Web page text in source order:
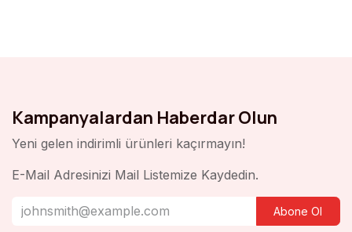
Kampanyalardan Haberdar Olun
Yeni gelen indirimli ürünleri kaçırmayın!
E-Mail Adresinizi Mail Listemize Kaydedin.
Abone Ol